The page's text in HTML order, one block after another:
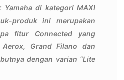
di kategori MAXI
produk ini merupakan
fitur Connected yang
Grand Filano dan
dengan varian “Lite